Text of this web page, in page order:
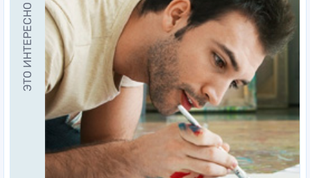
ЭТО ИНТЕРЕСНО